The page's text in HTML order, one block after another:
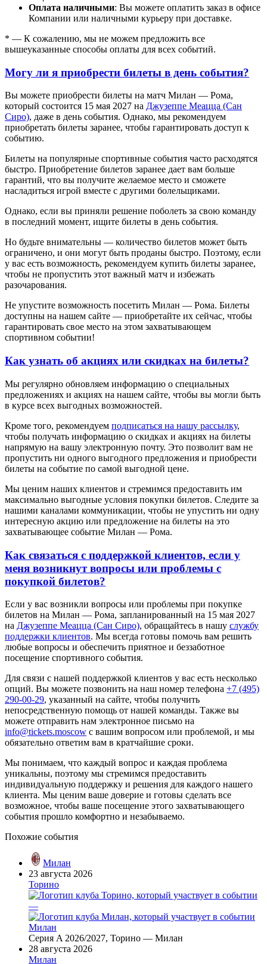
Оплата наличными: Вы можете оплатить заказ в офисе
Компании или наличными курьеру при доставке.
* — К сожалению, мы не можем предложить все
вышеуказанные способы оплаты для всех событий.
Могу ли я приобрести билеты в день события?
Вы можете приобрести билеты на матч Милан — Рома,
который состоится 15 мая 2027 на Джузеппе Меацца (Сан
Сиро), даже в день события. Однако, мы рекомендуем
приобретать билеты заранее, чтобы гарантировать доступ к
событию.
Билеты на популярные спортивные события часто расходятся
быстро. Приобретение билетов заранее дает вам больше
гарантий, что вы получите желаемое место и сможете
насладиться игрой вместе с другими болельщиками.
Однако, если вы приняли решение поболеть за свою команду
в последний момент, ищите билеты в день события.
Но будьте внимательны — количество билетов может быть
ограничено, и они могут быть проданы быстро. Поэтому, если
у вас есть возможность, рекомендуем купить билеты заранее,
чтобы не пропустить этот важный матч и избежать
разочарования.
Не упустите возможность посетить Милан — Рома. Билеты
доступны на нашем сайте — приобретайте их сейчас, чтобы
гарантировать свое место на этом захватывающем
спортивном событии!
Как узнать об акциях или скидках на билеты?
Мы регулярно обновляем информацию о специальных
предложениях и акциях на нашем сайте, чтобы вы могли быть
в курсе всех выгодных возможностей.
Кроме того, рекомендуем подписаться на нашу рассылку,
чтобы получать информацию о скидках и акциях на билеты
напрямую на вашу электронную почту. Это позволит вам не
пропустить ни одного выгодного предложения и приобрести
билеты на событие по самой выгодной цене.
Мы ценим наших клиентов и стремимся предоставить им
максимально выгодные условия покупки билетов. Следите за
нашими каналами коммуникации, чтобы не упустить ни одну
интересную акцию или предложение на билеты на это
захватывающее событие Милан — Рома.
Как связаться с поддержкой клиентов, если у
меня возникнут вопросы или проблемы с
покупкой билетов?
Если у вас возникли вопросы или проблемы при покупке
билетов на Милан — Рома, запланированный на 15 мая 2027
на Джузеппе Меацца (Сан Сиро), обращайтесь в нашу службу
поддержки клиентов. Мы всегда готовы помочь вам решить
любые вопросы и обеспечить приятное и беззаботное
посещение спортивного события.
Для связи с нашей поддержкой клиентов у вас есть несколько
опций. Вы можете позвонить на наш номер телефона +7 (495)
290-00-29, указанный на сайте, чтобы получить
непосредственную помощь от нашей команды. Также вы
можете отправить нам электронное письмо на
info@tickets.moscow с вашим вопросом или проблемой, и мы
обязательно ответим вам в кратчайшие сроки.
Мы понимаем, что каждый вопрос и каждая проблема
уникальны, поэтому мы стремимся предоставить
индивидуальную поддержку и решения для каждого нашего
клиента. Мы ценим ваше доверие и готовы сделать все
возможное, чтобы ваше посещение этого захватывающего
события прошло комфортно и незабываемо.
Похожие события
Милан
23 августа 2026
Торино
—
Милан
Серия A 2026/2027, Торино — Милан
28 августа 2026
Милан